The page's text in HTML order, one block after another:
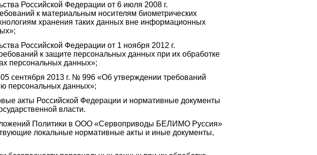
Российской Федерации от 6 июля 2008 г.
к материальным носителям биометрических
хранения таких данных вне информационных
Российской Федерации от 1 ноября 2012 г.
к защите персональных данных при их обработке
персональных данных»;
сентября 2013 г. № 996 «Об утверждении требований
персональных данных»;
акты Российской Федерации и нормативные документы
власти.
Политики в ООО «Сервоприводы БЕЛИМО Руссия»
локальные нормативные акты и иные документы,